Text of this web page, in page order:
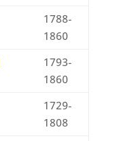
1788-
1860
1793-
1860
1729-
1808